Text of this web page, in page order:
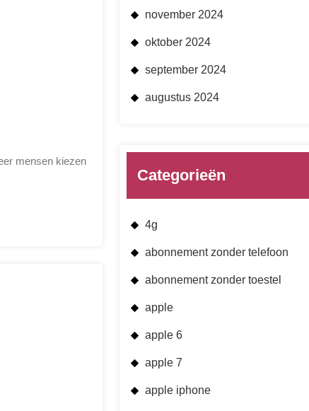
november 2024
oktober 2024
september 2024
augustus 2024
Categorieën
4g
abonnement zonder telefoon
abonnement zonder toestel
apple
apple 6
apple 7
apple iphone